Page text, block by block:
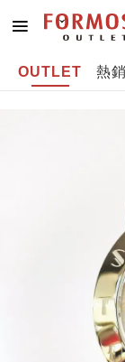
OUTLET 熱